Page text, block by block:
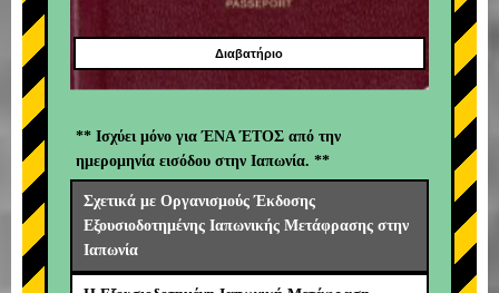
Διαβατήριο
** Ισχύει μόνο για ΈΝΑ ΈΤΟΣ από την
ημερομηνία εισόδου στην Ιαπωνία. **
Σχετικά με Οργανισμούς Έκδοσης
Εξουσιοδοτημένης Ιαπωνικής Μετάφρασης στην
Ιαπωνία